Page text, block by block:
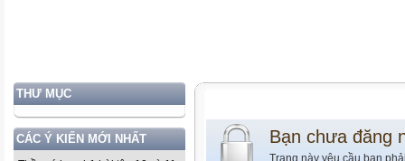
THƯ MỤC
CÁC Ý KIẾN MỚI NHẤT Bạn chưa đăng
Trang này yêu cầu bạn